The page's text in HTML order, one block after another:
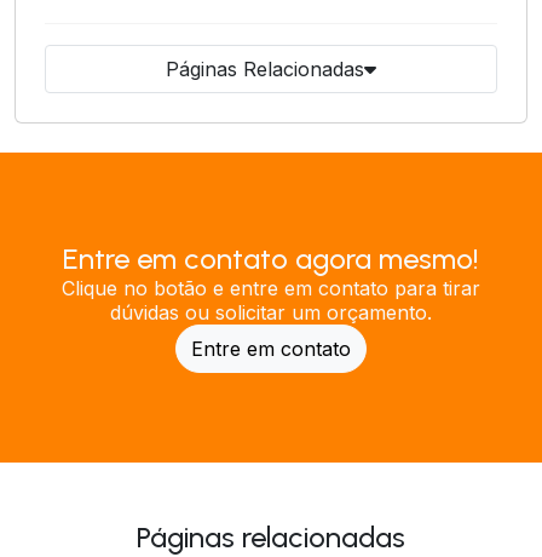
Páginas Relacionadas
Entre em contato agora mesmo!
Clique no botão e entre em contato para tirar
dúvidas ou solicitar um orçamento.
Entre em contato
Páginas relacionadas